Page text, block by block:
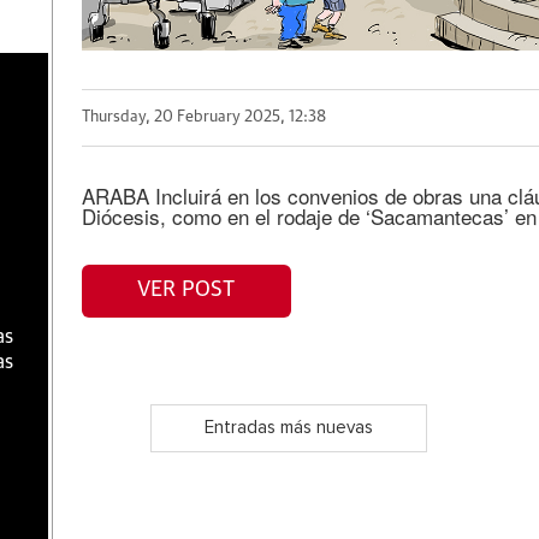
Thursday, 20 February 2025, 12:38
ARABA Incluirá en los convenios de obras una
Diócesis, como en el rodaje de ‘Sacamantecas’
VER POST
Entradas más nuevas